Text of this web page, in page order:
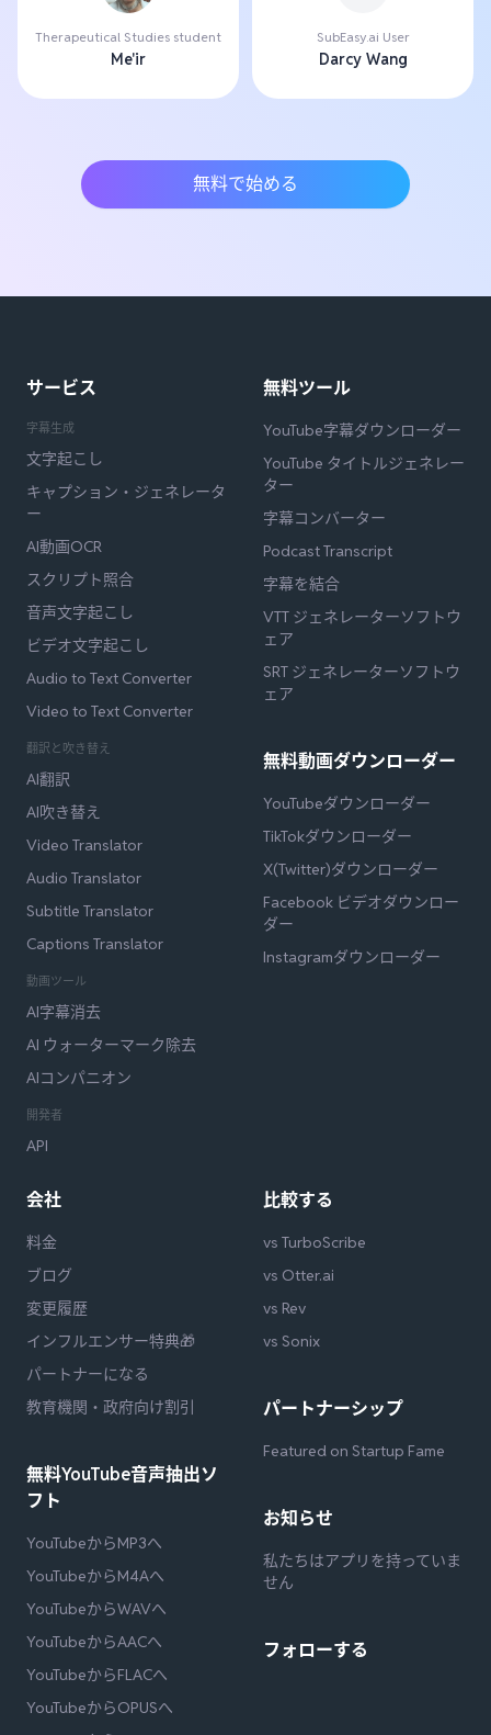
Therapeutical Studies student
Me'ir
SubEasy.ai User
Darcy Wang
無料で始める
サービス
字幕生成
文字起こし
キャプション・ジェネレータ
ー
AI動画OCR
スクリプト照合
音声文字起こし
ビデオ文字起こし
Audio to Text Converter
Video to Text Converter
翻訳と吹き替え
AI翻訳
AI吹き替え
Video Translator
Audio Translator
Subtitle Translator
Captions Translator
動画ツール
AI字幕消去
AI ウォーターマーク除去
AIコンパニオン
開発者
API
無料ツール
YouTube字幕ダウンローダー
YouTube タイトルジェネレー
ター
字幕コンバーター
Podcast Transcript
字幕を結合
VTT ジェネレーターソフトウ
ェア
SRT ジェネレーターソフトウ
ェア
無料動画ダウンローダー
YouTubeダウンローダー
TikTokダウンローダー
X(Twitter)ダウンローダー
Facebook ビデオダウンロー
ダー
Instagramダウンローダー
会社
料金
ブログ
変更履歴
インフルエンサー特典🎁
パートナーになる
教育機関・政府向け割引
無料YouTube音声抽出ソ
フト
YouTubeからMP3へ
YouTubeからM4Aへ
YouTubeからWAVへ
YouTubeからAACへ
YouTubeからFLACへ
YouTubeからOPUSへ
比較する
vs TurboScribe
vs Otter.ai
vs Rev
vs Sonix
パートナーシップ
Featured on Startup Fame
お知らせ
私たちはアプリを持っていま
せん
フォローする